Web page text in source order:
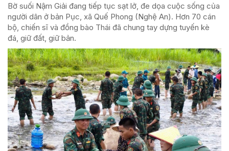
Bờ suối Nậm Giải đang tiếp tục sạt lở, đe dọa cuộc sống của
người dân ở bản Pục, xã Quế Phong (Nghệ An). Hơn 70 cán
bộ, chiến sĩ và đồng bào Thái đã chung tay dựng tuyến kè
đá, giữ đất, giữ bản.